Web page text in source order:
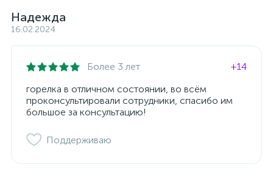
Надежда
16.02.2024
Более 3 лет
+14
горелка в отличном состоянии, во всём
проконсультировали сотрудники, спасибо им
большое за консультацию!
Поддерживаю